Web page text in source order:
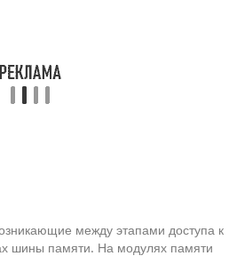
между этапами доступа к
шины памяти. На модулях памяти